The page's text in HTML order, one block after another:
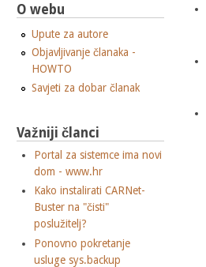
O webu
Upute za autore
Objavljivanje članaka -
HOWTO
Savjeti za dobar članak
Važniji članci
Portal za sistemce ima novi
dom - www.hr
Kako instalirati CARNet-
Buster na "čisti"
poslužitelj?
Ponovno pokretanje
usluge sys.backup